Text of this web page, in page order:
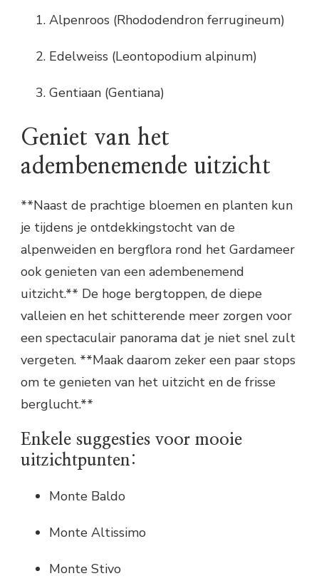
Alpenroos (Rhododendron ferrugineum)
Edelweiss (Leontopodium alpinum)
Gentiaan (Gentiana)
Geniet van het
adembenemende uitzicht
**Naast de prachtige bloemen en planten kun
je tijdens je ontdekkingstocht van de
alpenweiden en bergflora rond het Gardameer
ook genieten van een adembenemend
uitzicht.** De hoge bergtoppen, de diepe
valleien en het schitterende meer zorgen voor
een spectaculair panorama dat je niet snel zult
vergeten. **Maak daarom zeker een paar stops
om te genieten van het uitzicht en de frisse
berglucht.**
Enkele suggesties voor mooie
uitzichtpunten:
Monte Baldo
Monte Altissimo
Monte Stivo